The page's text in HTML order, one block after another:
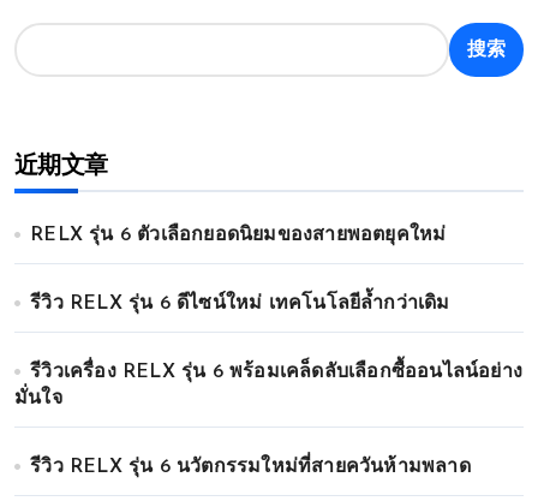
搜索
近期文章
RELX รุ่น 6 ตัวเลือกยอดนิยมของสายพอตยุคใหม่
รีวิว RELX รุ่น 6 ดีไซน์ใหม่ เทคโนโลยีล้ำกว่าเดิม
รีวิวเครื่อง RELX รุ่น 6 พร้อมเคล็ดลับเลือกซื้ออนไลน์อย่าง
มั่นใจ
รีวิว RELX รุ่น 6 นวัตกรรมใหม่ที่สายควันห้ามพลาด